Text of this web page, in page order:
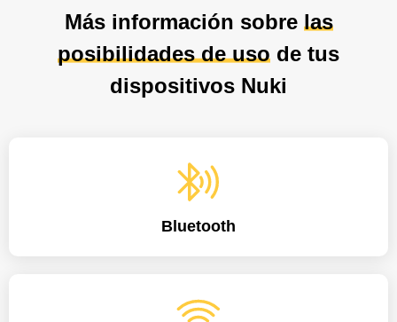
Más información sobre las
posibilidades de uso de tus
dispositivos Nuki
Bluetooth